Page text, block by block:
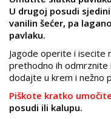
U drugoj posudi
vanilin šećer, pa
pavlaku.
Jagode operite i isecite
prethodno ih odmrznite
dodajte u krem i nežno
Piškote kratko
posudi ili kalupu.